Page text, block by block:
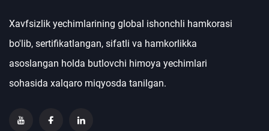
Xavfsizlik yechimlarining global ishonchli hamkorasi
bo'lib, sertifikatlangan, sifatli va hamkorlikka
asoslangan holda butlovchi himoya yechimlari
sohasida xalqaro miqyosda tanilgan.